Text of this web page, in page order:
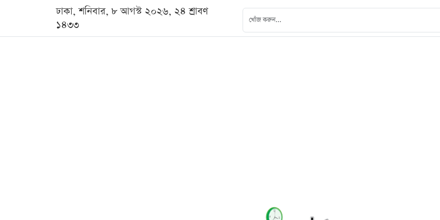
ঢাকা, শনিবার, ৮ আগস্ট ২০২৬, ২৪ শ্রাবণ
১৪৩৩